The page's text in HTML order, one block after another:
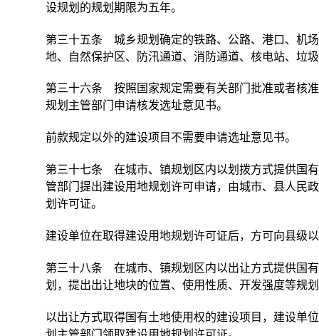
设规划的规划期限为五年。
第三十五条 城乡规划确定的铁路、公路、港口、机
地、自然保护区、防汛通道、消防通道、核电站、垃
第三十六条 按照国家规定需要有关部门批准或者核
规划主管部门申请核发选址意见书。
前款规定以外的建设项目不需要申请选址意见书。
第三十七条 在城市、镇规划区内以划拨方式提供国
管部门提出建设用地规划许可申请，由城市、县人民
划许可证。
建设单位在取得建设用地规划许可证后，方可向县级
第三十八条 在城市、镇规划区内以出让方式提供国
划，提出出让地块的位置、使用性质、开发强度等规
以出让方式取得国有土地使用权的建设项目，建设单